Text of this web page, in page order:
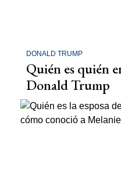
DONALD TRUMP
Quién es quién
Donald Trump